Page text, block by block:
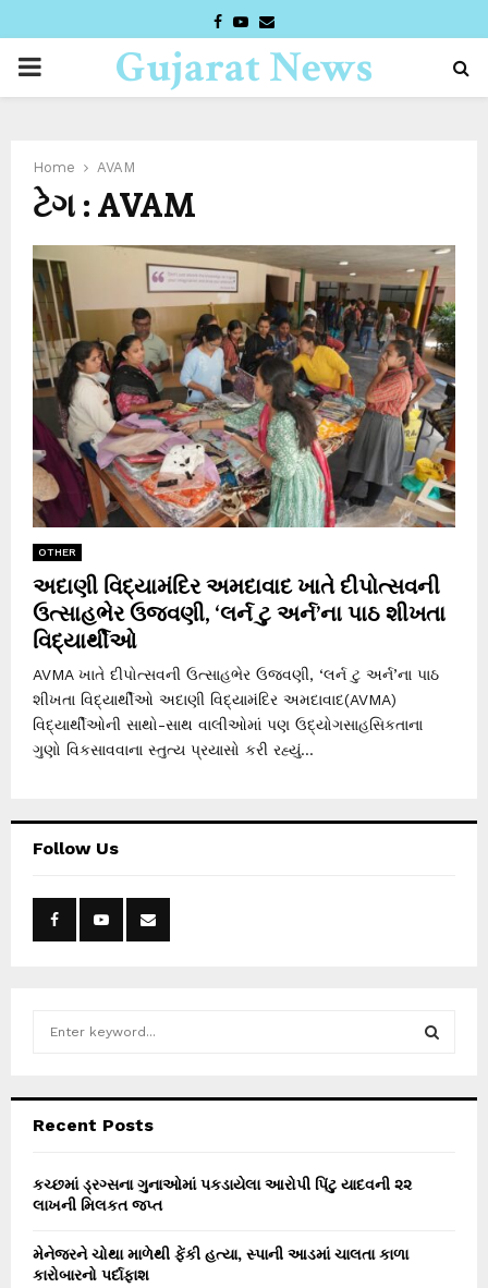
FACEBOOK
YOUTUBE
EMAIL
PRIMARYGujarat News
Home AVAM
ટેગ : AVAM
OTHER
અદાણી વિદ્યામંદિર અમદાવાદ ખાતે દીપોત્સવની
ઉત્સાહભેર ઉજવણી, ‘લર્ન ટુ અર્ન’ના પાઠ શીખતા
વિદ્યાર્થીઓ
AVMA ખાતે દીપોત્સવની ઉત્સાહભેર ઉજવણી, ‘લર્ન ટુ અર્ન’ના પાઠ
શીખતા વિદ્યાર્થીઓ અદાણી વિદ્યામંદિર અમદાવાદ(AVMA)
વિદ્યાર્થીઓની સાથો-સાથ વાલીઓમાં પણ ઉદ્યોગસાહસિકતાના
ગુણો વિકસાવવાના સ્તુત્ય પ્રયાસો કરી રહ્યું...
Follow Us
h
o
r
Recent Posts
કચ્છમાં ડ્રગ્સના ગુનાઓમાં પકડાયેલા આરોપી પિંટુ યાદવની ૨૨
લાખની મિલકત જપ્ત
મેનેજરને ચોથા માળેથી ફેંકી હત્યા, સ્પાની આડમાં ચાલતા કાળા
કારોબારનો પર્દાફાશ